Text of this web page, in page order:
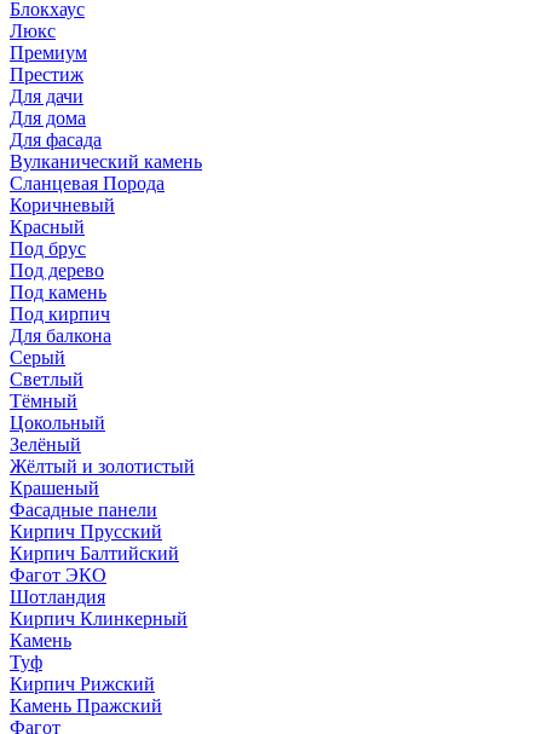
Блокхаус
Люкс
Премиум
Престиж
Для дачи
Для дома
Для фасада
Вулканический камень
Сланцевая Порода
Коричневый
Красный
Под брус
Под дерево
Под камень
Под кирпич
Для балкона
Серый
Светлый
Тёмный
Цокольный
Зелёный
Жёлтый и золотистый
Крашеный
Фасадные панели
Кирпич Прусский
Кирпич Балтийский
Фагот ЭКО
Шотландия
Кирпич Клинкерный
Камень
Туф
Кирпич Рижский
Камень Пражский
Фагот